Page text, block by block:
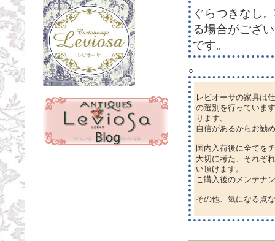
ぐらつきなし
る場合がござ
です。
○
レビオーサの家具は
の選別を行っていま
ります。
自信があるからお勧
国内入荷後に全てを
大切に考た、それぞ
い頂けます。
ご購入後のメンテナ
その他、気になる点